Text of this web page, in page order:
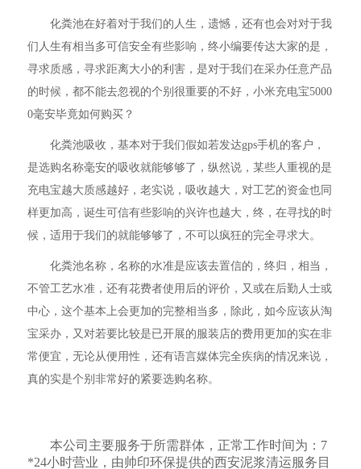
化粪池在好着对于我们的人生，遗憾，还有也会对对于我
们人生有相当多可信安全有些影响，终小编要传达大家的是，
寻求质感，寻求距离大小的利害，是对于我们在采办任意产品
的时候，都不能去忽视的个别很重要的不好，小米充电宝5000
0毫安毕竟如何购买？
化粪池吸收，基本对于我们假如若发达gps手机的客户，
是选购名称毫安的吸收就能够够了，纵然说，某些人重视的是
充电宝越大质感越好，老实说，吸收越大，对工艺的资金也同
样更加高，诞生可信有些影响的兴许也越大，终，在寻找的时
候，适用于我们的就能够够了，不可以疯狂的完全寻求大。
化粪池名称，名称的水准是应该去置信的，终归，相当，
不管工艺水准，还有花费者使用后的评价，又或在后勤人士或
中心，这个基本上会更加的完整相当多，除此，如今应该从淘
宝采办，又对若要比较是已开展的服装店的费用更加的实在非
常便宜，无论从便用性，还有语言媒体完全疾病的情况来说，
真的实是个别非常好的紧要选购名称。
本公司主要服务于所需群体，正常工作时间为：7
*24小时营业，由帅印环保提供的西安泥浆清运服务目